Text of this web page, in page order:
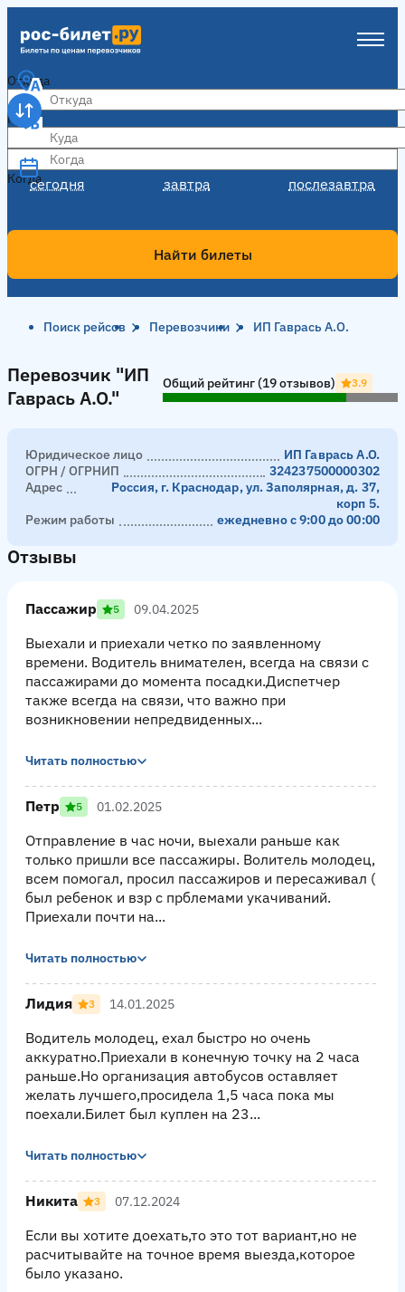
Откуда
Куда
Когда
сегодня завтра послезавтра
Когда
Найти билеты
Поиск рейсов Перевозчики ИП Гаврась А.О.
Перевозчик "ИП Гаврась А.О."
Перевозчик "ИП
Гаврась А.О."
Общий рейтинг (19 отзывов) 3.9
Юридическое лицо
ИП Гаврась А.О.
ОГРН / ОГРНИП
324237500000302
Адрес
Россия, г. Краснодар, ул. Заполярная, д. 37,
корп 5.
Режим работы
ежедневно с 9:00 до 00:00
Отзывы
Пассажир 5 09.04.2025
Выехали и приехали четко по заявленному
времени. Водитель внимателен, всегда на связи с
пассажирами до момента посадки.Диспетчер
также всегда на связи, что важно при
возникновении непредвиденных...
Читать полностью
Петр 5 01.02.2025
Отправление в час ночи, выехали раньше как
только пришли все пассажиры. Волитель молодец,
всем помогал, просил пассажиров и пересаживал (
был ребенок и взр с прблемами укачиваний.
Приехали почти на...
Читать полностью
Лидия 3 14.01.2025
Водитель молодец, ехал быстро но очень
аккуратно.Приехали в конечную точку на 2 часа
раньше.Но организация автобусов оставляет
желать лучшего,просидела 1,5 часа пока мы
поехали.Билет был куплен на 23...
Читать полностью
Никита 3 07.12.2024
Если вы хотите доехать,то это тот вариант,но не
расчитывайте на точное время выезда,которое
было указано.